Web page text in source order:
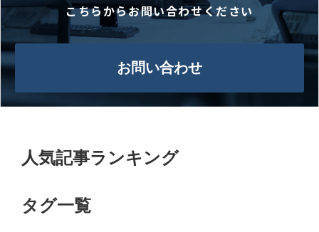
こちらからお問い合わせください
お問い合わせ
人気記事ランキング
タグ一覧